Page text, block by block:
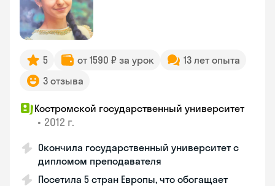
5 от 1590 ₽ за урок
13 лет опыта
3 отзыва
Костромской государственный университет
• 2012 г.
Окончила государственный университет с
дипломом преподавателя
Посетила 5 стран Европы, что обогащает